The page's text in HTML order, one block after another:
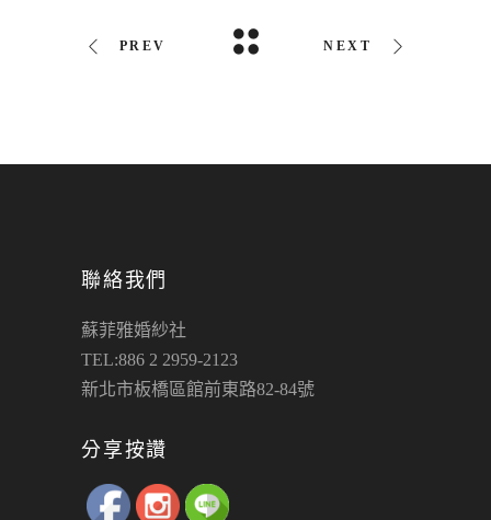
PREV NEXT
聯絡我們
蘇菲雅婚紗社
TEL:886 2 2959-2123
新北市板橋區館前東路82-84號
分享按讚